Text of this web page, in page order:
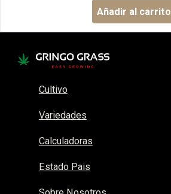
Añadir al carrito
Cultivo
Variedades
Calculadoras
Estado Pais